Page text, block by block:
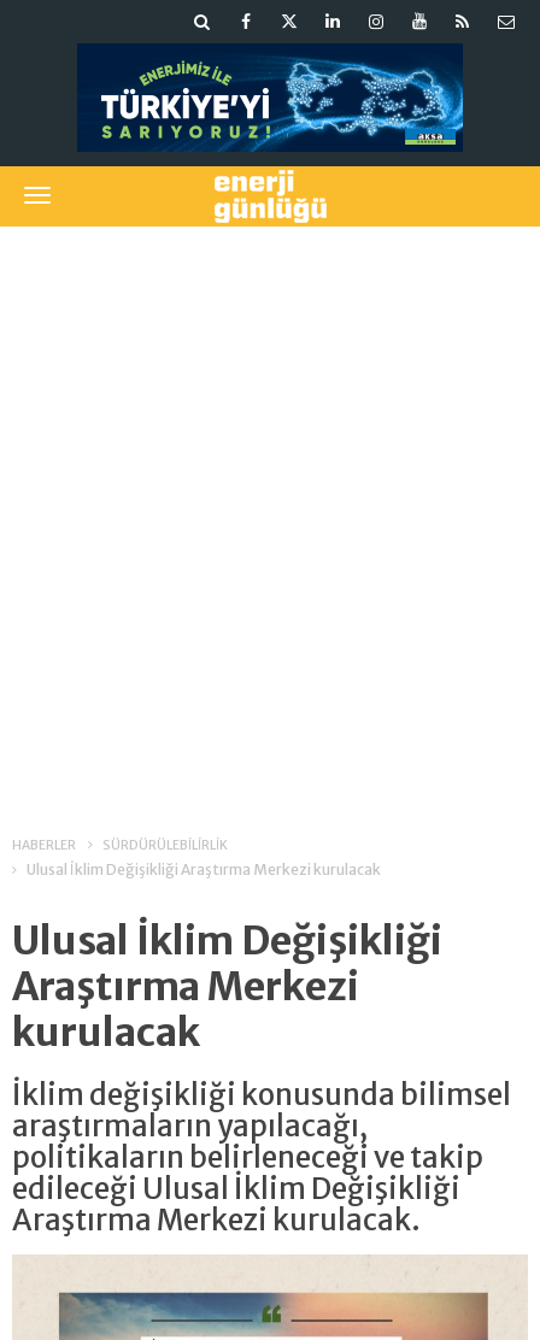
HABERLER SÜRDÜRÜLEBİLİRLİK
Ulusal İklim Değişikliği Araştırma Merkezi kurulacak
Ulusal İklim Değişikliği
Araştırma Merkezi
kurulacak
İklim değişikliği konusunda bilimsel
araştırmaların yapılacağı,
politikaların belirleneceği ve takip
edileceği Ulusal İklim Değişikliği
Araştırma Merkezi kurulacak.